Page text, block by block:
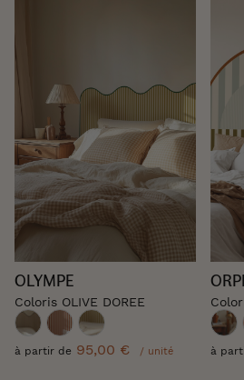
OLYMPE
Coloris OLIVE DOREE
à partir de 95,00 € / unité à